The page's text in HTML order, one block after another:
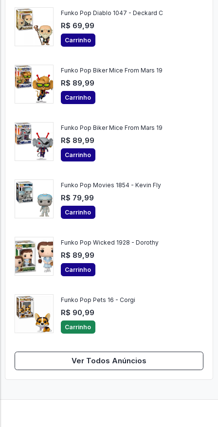
Funko Pop Diablo 1047 - Deckard C
R$ 69,99
Carrinho
Funko Pop Biker Mice From Mars 19
R$ 89,99
Carrinho
Funko Pop Biker Mice From Mars 19
R$ 89,99
Carrinho
Funko Pop Movies 1854 - Kevin Fly
R$ 79,99
Carrinho
Funko Pop Wicked 1928 - Dorothy
R$ 89,99
Carrinho
Funko Pop Pets 16 - Corgi
R$ 90,99
Carrinho
Ver Todos Anúncios